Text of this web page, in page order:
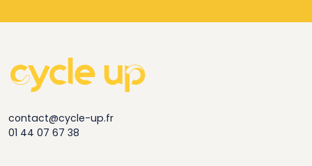
contact@cycle-up.fr
01 44 07 67 38